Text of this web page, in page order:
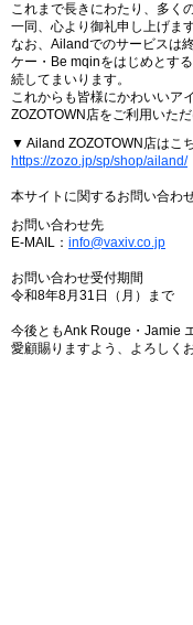
これまで長きにわたり、多く
一同、心より御礼申し上げます
なお、Ailandでのサービスは
ケー・Be mqinをはじめとす
続してまいります。
これからも皆様にかわいいア
ZOZOTOWN店をご利用いただ
▼ Ailand ZOZOTOWN店はこ
https://zozo.jp/sp/shop/ailand/
本サイトに関するお問い合わ
お問い合わせ先
E-MAIL： info@vaxiv.co.jp
お問い合わせ受付期間
令和8年8月31日（月）まで
今後ともAnk Rouge・Jamie
愛顧賜りますよう、よろしく